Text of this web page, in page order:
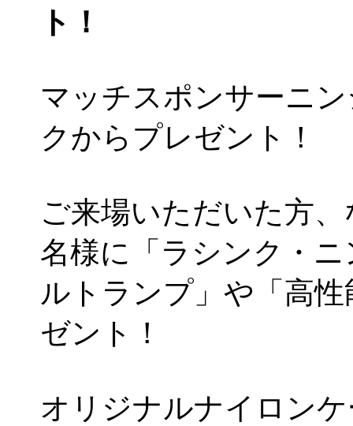
ト！
マッチスポンサーニ
クからプレゼント！
ご来場いただいた方
名様に「ラシンク・
ルトランプ」や「高
ゼント！
オリジナルナイロン